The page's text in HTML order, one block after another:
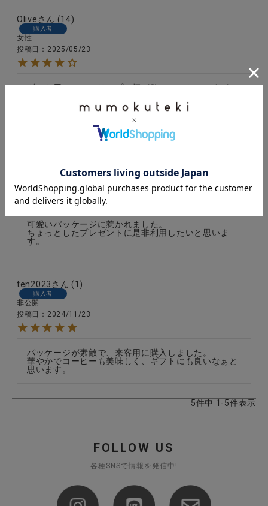
Olive 14
購入者
女性
投稿日
2025/05/23
ギフト用にチューリップの柄が欲しかったのですが、
ました。そしたら次の日にはチューリップが入荷され
ていて…タイミングが合わず残念です^^;
フラワー 3
投稿日
2024/12/17
可愛いパッケージに惹かれました。
ちょっとしたプレゼントに是非利用したいと思いま
す。
ten2023 1
購入者
非公開
投稿日
2024/11/23
パッケージが素敵で、来客用に購入しました。
華やかでコーヒーも美味しく、ギフトにも良いなぁと
思います。
5件中 1 -5件表示
FOLLOW US
各種SNSで情報を発信中!